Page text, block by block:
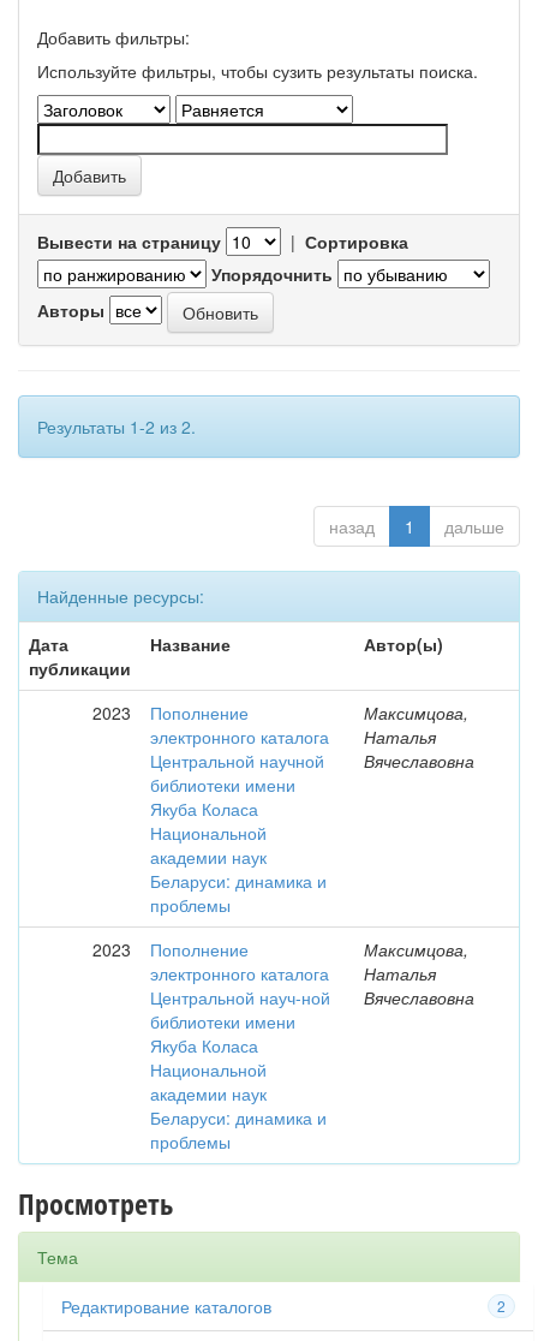
Добавить фильтры:
Используйте фильтры, чтобы сузить результаты поиска.
Вывести на страницу | Сортировка
Упорядочнить
Авторы
Результаты 1-2 из 2.
назад 1 дальше
Найденные ресурсы:
Дата
публикации
Название Автор(ы)
2023
Пополнение
электронного каталога
Центральной научной
библиотеки имени
Якуба Коласа
Национальной
академии наук
Беларуси: динамика и
проблемы
Максимцова,
Наталья
Вячеславовна
2023
Пополнение
электронного каталога
Центральной науч-ной
библиотеки имени
Якуба Коласа
Национальной
академии наук
Беларуси: динамика и
проблемы
Максимцова,
Наталья
Вячеславовна
Просмотреть
Тема
2
Редактирование каталогов